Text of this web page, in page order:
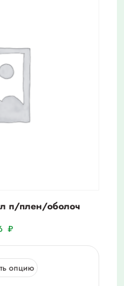
п/плен/оболоч
₽